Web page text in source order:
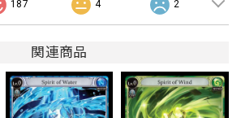
187 4 2
関連商品